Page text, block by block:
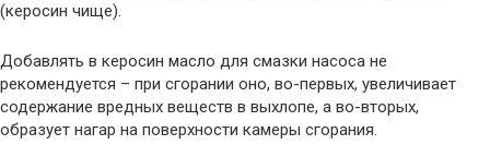
(керосин чище).
Добавлять в керосин масло для смазки насоса не
рекомендуется – при сгорании оно, во-первых, увеличивает
содержание вредных веществ в выхлопе, а во-вторых,
образует нагар на поверхности камеры сгорания.